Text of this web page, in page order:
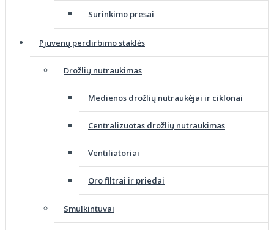
Surinkimo presai
Pjuvenų perdirbimo staklės
Drožlių nutraukimas
Medienos drožlių nutraukėjai ir ciklonai
Centralizuotas drožlių nutraukimas
Ventiliatoriai
Oro filtrai ir priedai
Smulkintuvai